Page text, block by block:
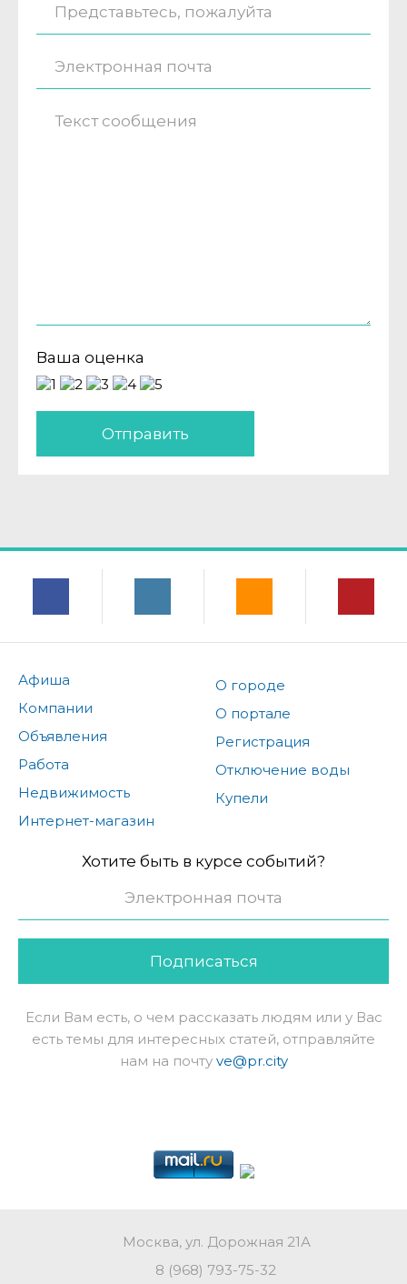
Ваша оценка
Отправить
Афиша
Компании
Объявления
Работа
Недвижимость
Интернет-магазин
О городе
О портале
Регистрация
Отключение воды
Купели
Хотите быть в курсе событий?
Подписаться
Если Вам есть, о чем рассказать людям или у Вас
есть темы для интересных статей, отправляйте
нам на почту ve@pr.city
Москва, ул. Дорожная 21А
8 (968) 793-75-32